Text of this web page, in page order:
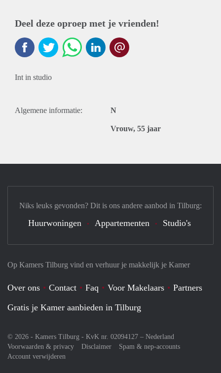
Deel deze oproep met je vrienden!
Int in studio
Algemene informatie: N
Vrouw, 55 jaar
Op Kamers Tilburg vind en verhuur je makkelijk je Kamer
Over ons Contact Faq Voor Makelaars
Partners
Gratis je Kamer aanbieden in Tilburg
© 2026 - Kamers Tilburg - KvK nr. 02094127 – Nederland
Voorwaarden & privacy
Disclaimer
Spam & nep-accounts
Account verwijderen
Niks leuks gevonden? Dit is ons andere aanbod in Tilburg:
Huurwoningen Appartementen Studio's